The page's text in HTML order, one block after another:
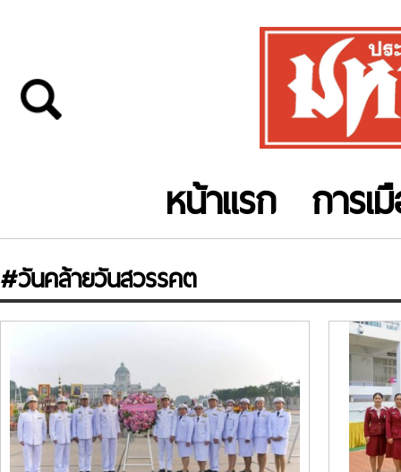
หน้าแรก การเ
#วันคล้ายวันสวรรคต